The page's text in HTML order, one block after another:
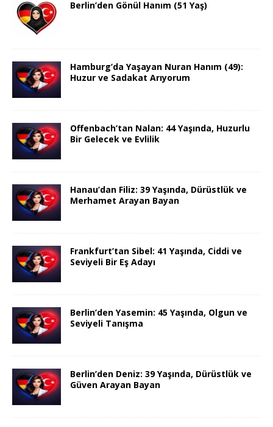
Berlin’den Gönül Hanım (51 Yaş)
Hamburg’da Yaşayan Nuran Hanım (49):
Huzur ve Sadakat Arıyorum
Offenbach’tan Nalan: 44 Yaşında, Huzurlu
Bir Gelecek ve Evlilik
Hanau’dan Filiz: 39 Yaşında, Dürüstlük ve
Merhamet Arayan Bayan
Frankfurt’tan Sibel: 41 Yaşında, Ciddi ve
Seviyeli Bir Eş Adayı
Berlin’den Yasemin: 45 Yaşında, Olgun ve
Seviyeli Tanışma
Berlin’den Deniz: 39 Yaşında, Dürüstlük ve
Güven Arayan Bayan